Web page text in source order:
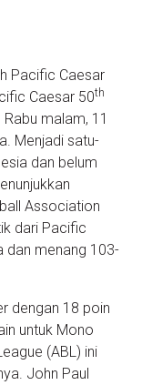
Pacific Caesar
Caesar 50th
malam, 11
Menjadi satu-
dan belum
Association
dari Pacific
dan menang 103-
dengan 18 poin
untuk Mono
(ABL) ini
John Paul